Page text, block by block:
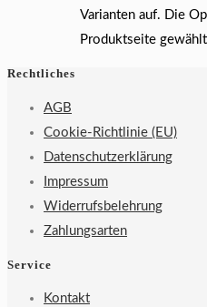
Varianten auf. Die
Produktseite
Rechtliches
AGB
Cookie-Richtlinie (EU)
Datenschutzerklärung
Impressum
Widerrufsbelehrung
Zahlungsarten
Service
Kontakt